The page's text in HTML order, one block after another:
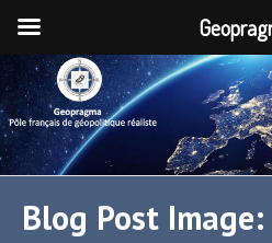
Blog Post